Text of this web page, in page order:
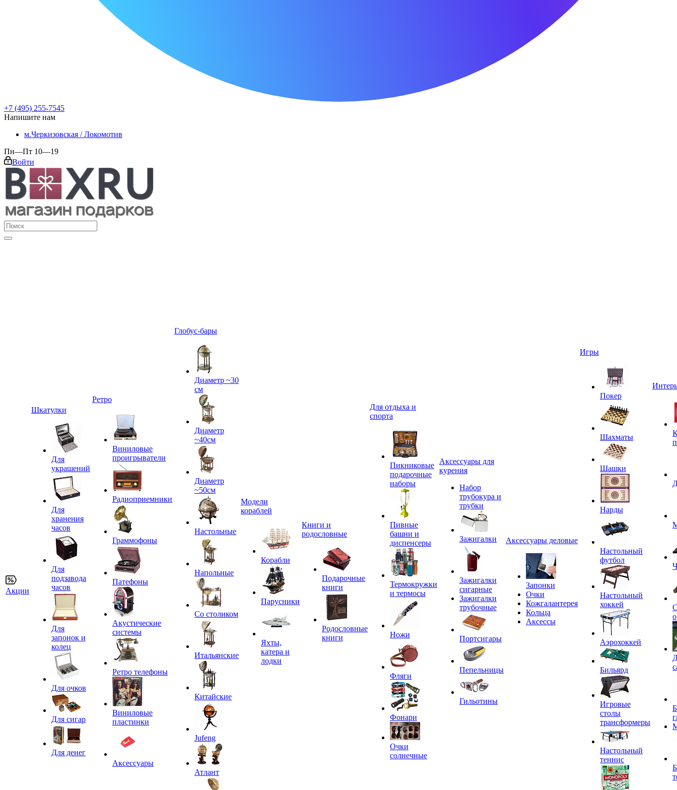
+7 (495) 255-7545
Напишите нам
м.Черкизовская / Локомотив
Пн—Пт 10—19
Войти
Акции
Шкатулки
Для
украшений
Для
хранения
часов
Для
подзавода
часов
Для
запонок и
колец
Для очков
Для сигар
Для денег
Ретро
Виниловые
проигрыватели
Радиоприемники
Граммофоны
Патефоны
Акустические
системы
Ретро телефоны
Виниловые
пластинки
Аксессуары
Глобус-бары
Диаметр ~30
см
Диаметр
~40см
Диаметр
~50см
Настольные
Напольные
Со столиком
Итальянские
Китайские
Jufeng
Атлант
Модели
кораблей
Корабли
Парусники
Яхты,
катера и
лодки
Книги и
родословные
Подарочные
книги
Родословные
книги
Для отдыха и
спорта
Пикниковые
подарочные
наборы
Пивные
башни и
диспенсеры
Термокружки
и термосы
Ножи
Фляги
Фонари
Очки
солнечные
Аксессуары для
курения
Набор
трубокура и
трубки
Зажигалки
Зажигалки
сигарные
Зажигалки
трубочные
Портсигары
Пепельницы
Гильотины
Аксессуары деловые
Запонки
Очки
Кожгалантерея
Кольца
Аксессы
Игры
Покер
Шахматы
Шашки
Нарды
Настольный
футбол
Настольный
хоккей
Аэрохоккей
Бильярд
Игровые
столы
трансформеры
Настольный
теннис